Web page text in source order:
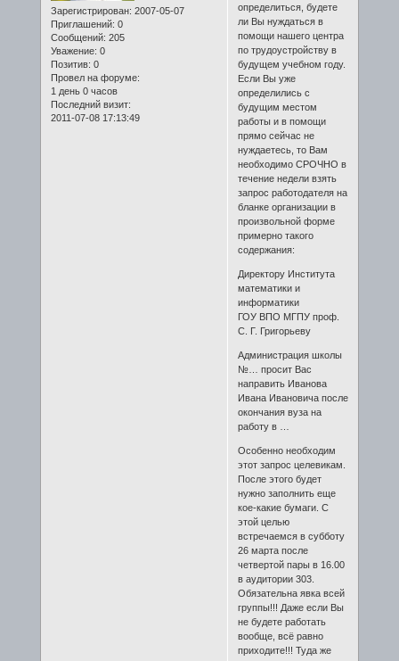
Зарегистрирован: 2007-05-07
Приглашений: 0
Сообщений: 205
Уважение: 0
Позитив: 0
Провел на форуме:
1 день 0 часов
Последний визит:
2011-07-08 17:13:49
определиться, будете
ли Вы нуждаться в
помощи нашего центра
по трудоустройству в
будущем учебном году.
Если Вы уже
определились с
будущим местом
работы и в помощи
прямо сейчас не
нуждаетесь, то Вам
необходимо СРОЧНО в
течение недели взять
запрос работодателя на
бланке организации в
произвольной форме
примерно такого
содержания:
Директору Института
математики и
информатики
ГОУ ВПО МГПУ проф.
С. Г. Григорьеву
Администрация школы
№… просит Вас
направить Иванова
Ивана Ивановича после
окончания вуза на
работу в …
Особенно необходим
этот запрос целевикам.
После этого будет
нужно заполнить еще
кое-какие бумаги. С
этой целью
встречаемся в субботу
26 марта после
четвертой пары в 16.00
в аудитории 303.
Обязательна явка всей
группы!!! Даже если Вы
не будете работать
вообще, всё равно
приходите!!! Туда же